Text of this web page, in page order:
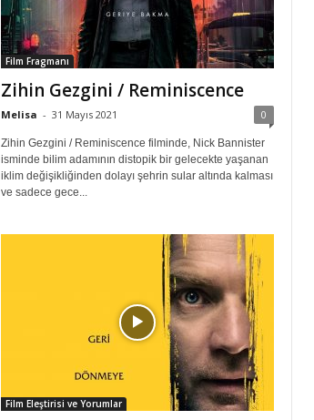
Film Fragmanı
Zihin Gezgini / Reminiscence
Melisa - 31 Mayıs 2021 0
Zihin Gezgini / Reminiscence filminde, Nick Bannister
isminde bilim adamının distopik bir gelecekte yaşanan
iklim değişikliğinden dolayı şehrin sular altında kalması
ve sadece gece...
Film Eleştirisi ve Yorumlar